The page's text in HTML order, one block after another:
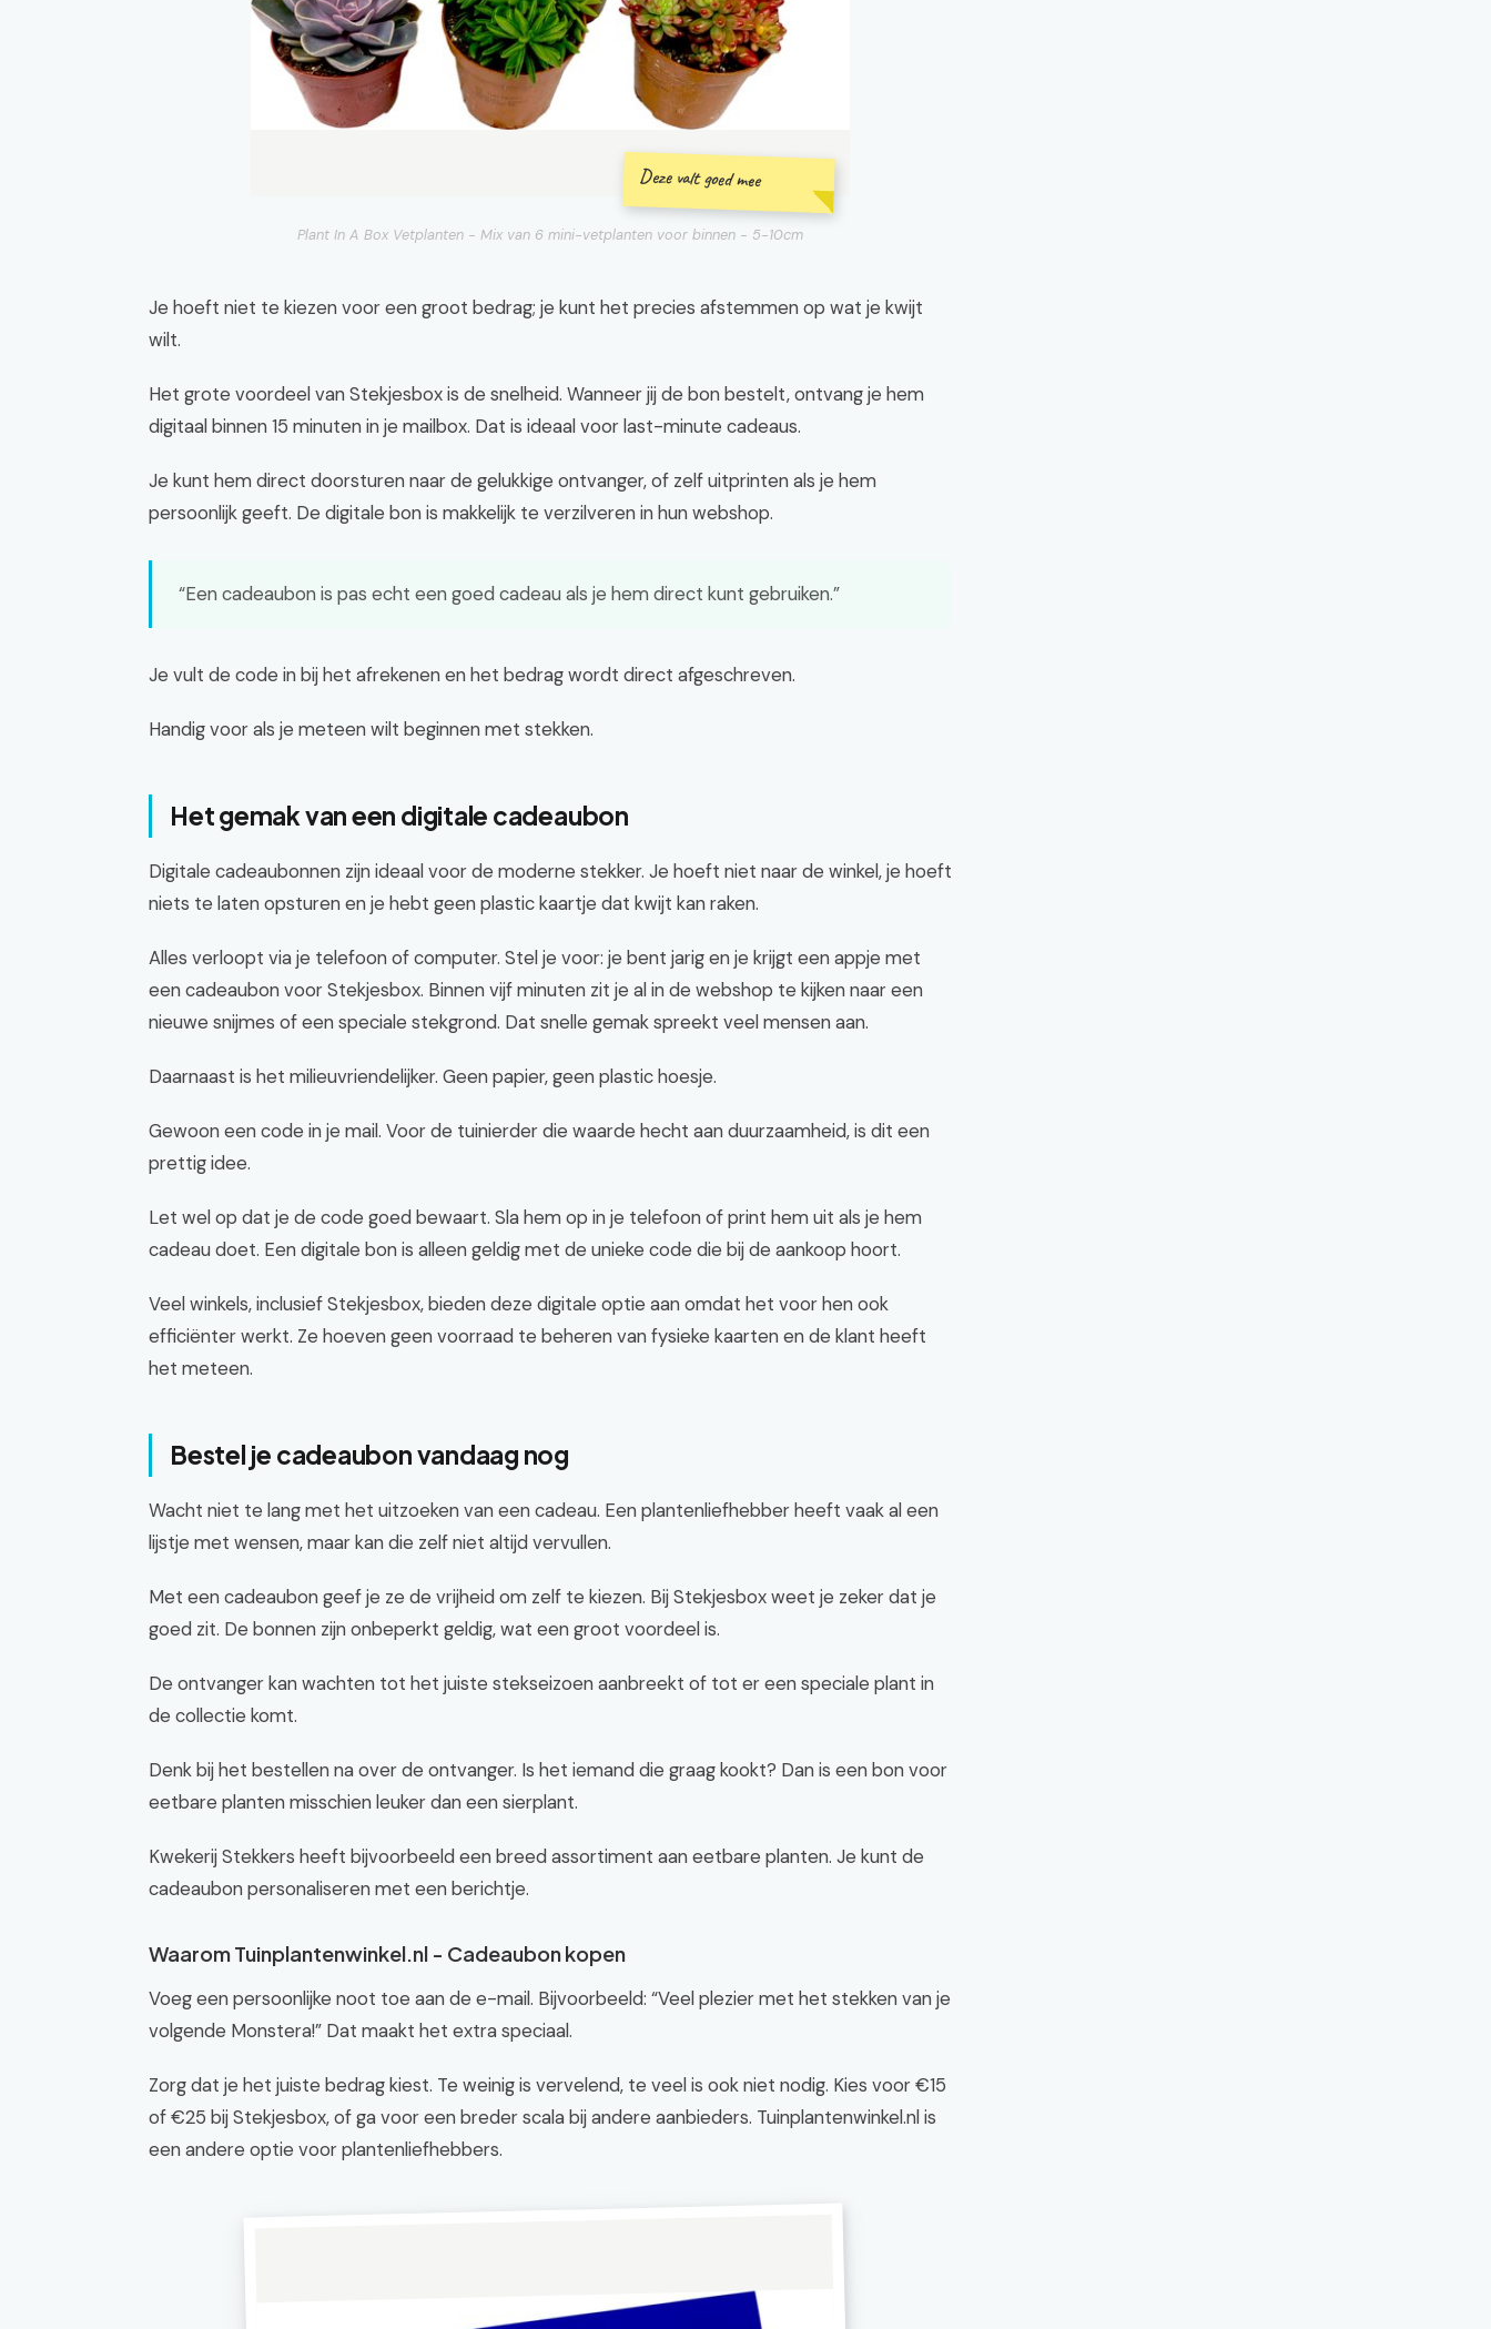
Deze valt goed mee
Plant In A Box Vetplanten - Mix van 6 mini-vetplanten voor binnen - 5-10cm
Je hoeft niet te kiezen voor een groot bedrag; je kunt het precies afstemmen op wat je kwijt
wilt.
Het grote voordeel van Stekjesbox is de snelheid. Wanneer jij de bon bestelt, ontvang je hem
digitaal binnen 15 minuten in je mailbox. Dat is ideaal voor last-minute cadeaus.
Je kunt hem direct doorsturen naar de gelukkige ontvanger, of zelf uitprinten als je hem
persoonlijk geeft. De digitale bon is makkelijk te verzilveren in hun webshop.
“Een cadeaubon is pas echt een goed cadeau als je hem direct kunt gebruiken.”
Je vult de code in bij het afrekenen en het bedrag wordt direct afgeschreven.
Handig voor als je meteen wilt beginnen met stekken.
Het gemak van een digitale cadeaubon
Digitale cadeaubonnen zijn ideaal voor de moderne stekker. Je hoeft niet naar de winkel, je hoeft
niets te laten opsturen en je hebt geen plastic kaartje dat kwijt kan raken.
Alles verloopt via je telefoon of computer. Stel je voor: je bent jarig en je krijgt een appje met
een cadeaubon voor Stekjesbox. Binnen vijf minuten zit je al in de webshop te kijken naar een
nieuwe snijmes of een speciale stekgrond. Dat snelle gemak spreekt veel mensen aan.
Daarnaast is het milieuvriendelijker. Geen papier, geen plastic hoesje.
Gewoon een code in je mail. Voor de tuinierder die waarde hecht aan duurzaamheid, is dit een
prettig idee.
Let wel op dat je de code goed bewaart. Sla hem op in je telefoon of print hem uit als je hem
cadeau doet. Een digitale bon is alleen geldig met de unieke code die bij de aankoop hoort.
Veel winkels, inclusief Stekjesbox, bieden deze digitale optie aan omdat het voor hen ook
efficiënter werkt. Ze hoeven geen voorraad te beheren van fysieke kaarten en de klant heeft
het meteen.
Bestel je cadeaubon vandaag nog
Wacht niet te lang met het uitzoeken van een cadeau. Een plantenliefhebber heeft vaak al een
lijstje met wensen, maar kan die zelf niet altijd vervullen.
Met een cadeaubon geef je ze de vrijheid om zelf te kiezen. Bij Stekjesbox weet je zeker dat je
goed zit. De bonnen zijn onbeperkt geldig, wat een groot voordeel is.
De ontvanger kan wachten tot het juiste stekseizoen aanbreekt of tot er een speciale plant in
de collectie komt.
Denk bij het bestellen na over de ontvanger. Is het iemand die graag kookt? Dan is een bon voor
eetbare planten misschien leuker dan een sierplant.
Kwekerij Stekkers heeft bijvoorbeeld een breed assortiment aan eetbare planten. Je kunt de
cadeaubon personaliseren met een berichtje.
Waarom Tuinplantenwinkel.nl - Cadeaubon kopen
Voeg een persoonlijke noot toe aan de e-mail. Bijvoorbeeld: “Veel plezier met het stekken van je
volgende Monstera!” Dat maakt het extra speciaal.
Zorg dat je het juiste bedrag kiest. Te weinig is vervelend, te veel is ook niet nodig. Kies voor €15
of €25 bij Stekjesbox, of ga voor een breder scala bij andere aanbieders. Tuinplantenwinkel.nl is
een andere optie voor plantenliefhebbers.